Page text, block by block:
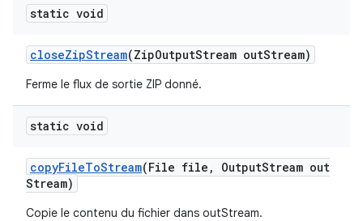
static void
closeZipStream(ZipOutputStream outStream)
Ferme le flux de sortie ZIP donné.
static void
copyFileToStream(File file , OutputStream out
Stream)
Copie le contenu du fichier dans outStream.